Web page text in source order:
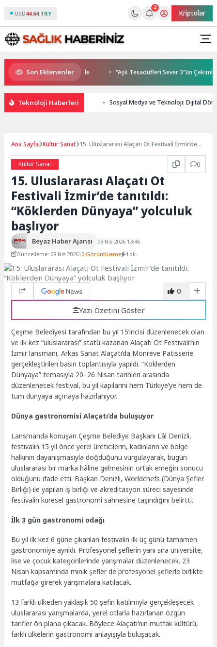
USD44.64 TRY
2
Kriptolar
Son Eklenenler
gençleri İzmir’de “Aşk Tesadüfleri Sever 3″ün Çekimleri
Teknoloji Haberleri Sosyal Medya ve Teknoloji: Dijital
Ana Sayfa Kültür Sanat 15. Uluslararası Alaçatı Ot Festivali İzmir’de
Kültür Sanat 0
15. Uluslararası Alaçatı Ot
Festivali İzmir’de tanıtıldı:
“Köklerden Dünyaya” yolculuk
başlıyor
Beyaz Haber Ajansı
08 Nis 2026 13:46
Güncelleme: 08 Nis 202612 Görüntüleme 4 dk.
0
Yazı Özetini Göster
Çeşme Belediyesi tarafından bu yıl 15’incisi düzenlenecek olan
ve ilk kez “uluslararası” statü kazanan Alaçatı Ot Festivali’nin
İzmir lansmanı, Arkas Sanat Alaçatı’da Monreve Patisserie
gerçekleştirilen basın toplantısıyla yapıldı. “Köklerden
Dünyaya” temasıyla 20–26 Nisan tarihleri arasında
düzenlenecek festival, bu yıl kapılarını hem Türkiye’ye hem de
tüm dünyaya açmaya hazırlanıyor.
Dünya gastronomisi Alaçatı’da buluşuyor
Lansmanda konuşan Çeşme Belediye Başkanı Lâl Denizli,
festivalin 15 yıl önce yerel üreticilerin, kadınların ve bölge
halkının dayanışmasıyla doğduğunu vurgulayarak, bugün
uluslararası bir marka hâline gelmesinin ortak emeğin sonucu
olduğunu ifade etti. Başkan Denizli, Worldchefs (Dünya Şefler
Birliği) ile yapılan iş birliği ve akreditasyon süreci sayesinde
festivalin küresel gastronomi sahnesine taşındığını belirtti.
İlk 3 gün gastronomi odağı
Bu yıl ilk kez 6 güne çıkarılan festivalin ilk üç günü tamamen
gastronomiye ayrıldı. Profesyonel şeflerin yanı sıra üniversite,
lise ve çocuk kategorilerinde yarışmalar düzenlenecek. 23
Nisan kapsamında minik şefler de profesyonel şeflerle birlikte
mutfağa girerek yarışmalara katılacak.
13 farklı ülkeden yaklaşık 50 şefin katılımıyla gerçekleşecek
uluslararası yarışmalarda, yerel otlarla hazırlanan özgün
tarifler ön plana çıkacak. Böylece Alaçatı’nın mutfak kültürü,
farklı ülkelerin gastronomi anlayışıyla buluşacak.